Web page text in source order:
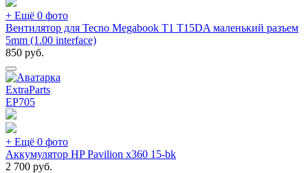
+ Ещё 0 фото
Вентилятор для Tecno Megabook T1 T15DA маленький разъем
5mm (1.00 interface)
850 руб.
ExtraParts
EP705
+ Ещё 0 фото
Аккумулятор HP Pavilion x360 15-bk
2 700 руб.